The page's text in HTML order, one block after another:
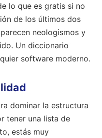
lo que es gratis si no
de los últimos dos
neologismos y
Un diccionario
software moderno.
dominar la estructura
tener una lista de
estás muy